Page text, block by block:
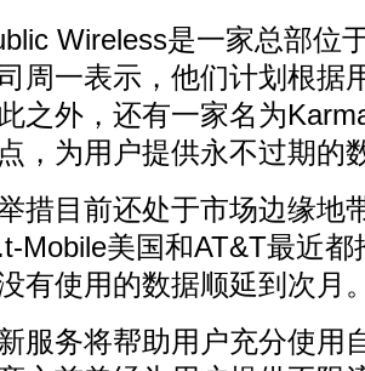
Wireless是一家总部位
周一表示，他们计划根据
之外，还有一家名为
，为用户提供永不过期的
目前还处于市场边缘地
Mobile美国和AT&T最近
有使用的数据顺延到次月
务将帮助用户充分使用